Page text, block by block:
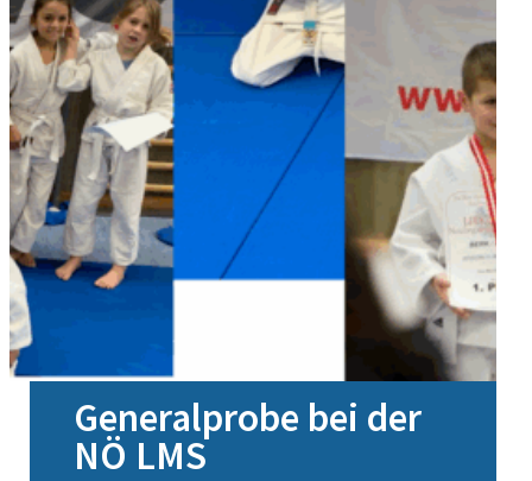
Generalprobe bei der
NÖ LMS